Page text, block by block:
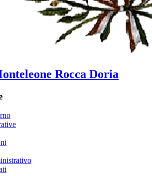
Rocca Doria